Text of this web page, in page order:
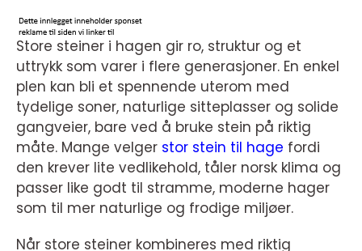
Store steiner i hagen gir ro, struktur og et
uttrykk som varer i flere generasjoner. En enkel
plen kan bli et spennende uterom med
tydelige soner, naturlige sitteplasser og solide
gangveier, bare ved å bruke stein på riktig
måte. Mange velger stor stein til hage fordi
den krever lite vedlikehold, tåler norsk klima og
passer like godt til stramme, moderne hager
som til mer naturlige og frodige miljøer.
Når store steiner kombineres med riktig